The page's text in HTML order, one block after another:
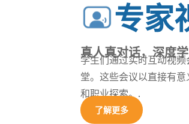
专家
真人真对话，深度
学生们通过实时互动视
堂。这些会议以直接有
和职业探索。.
了解更多